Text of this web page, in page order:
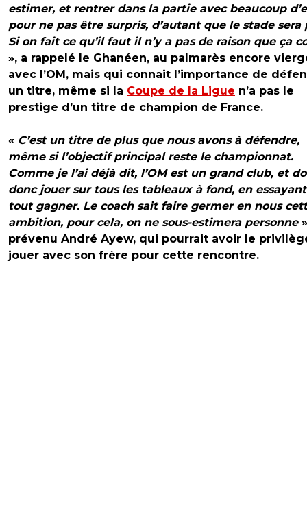
estimer, et rentrer dans la partie avec beaucoup
pour ne pas être surpris, d’autant que le stade sera
Si on fait ce qu’il faut il n’y a pas de raison que ça
», a rappelé le Ghanéen, au palmarès encore
avec l’OM, mais qui connait l’importance de
un titre, même si la Coupe de la Ligue n’a pas le
prestige d’un titre de champion de France.
« C’est un titre de plus que nous avons à défendre,
même si l’objectif principal reste le championnat.
Comme je l’ai déjà dit, l’OM est un grand club, et
donc jouer sur tous les tableaux à fond, en
tout gagner. Le coach sait faire germer en nous
ambition, pour cela, on ne sous-estimera personne
prévenu André Ayew, qui pourrait avoir le
jouer avec son frère pour cette rencontre.